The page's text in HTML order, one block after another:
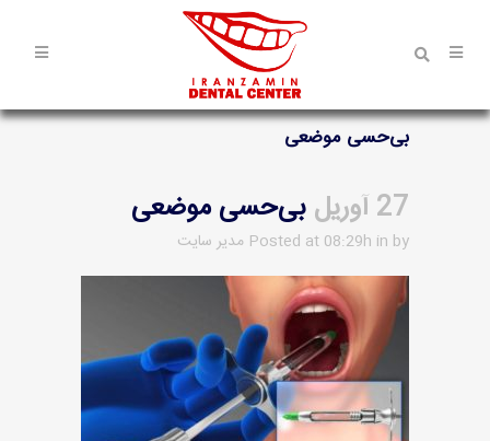
بی‌حسی موضعی
27 آوریل بی‌حسی موضعی
Posted at 08:29h in by مدیر سایت